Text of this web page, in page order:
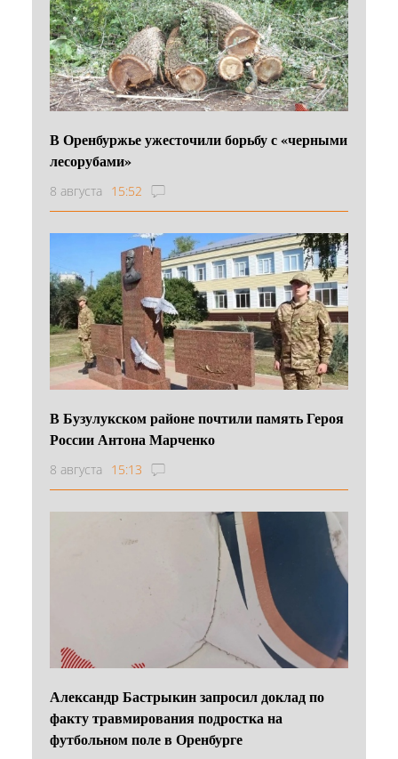
В Оренбуржье ужесточили борьбу с «черными
лесорубами»
8 августа 15:52
В Бузулукском районе почтили память Героя
России Антона Марченко
8 августа 15:13
Александр Бастрыкин запросил доклад по
факту травмирования подростка на
футбольном поле в Оренбурге